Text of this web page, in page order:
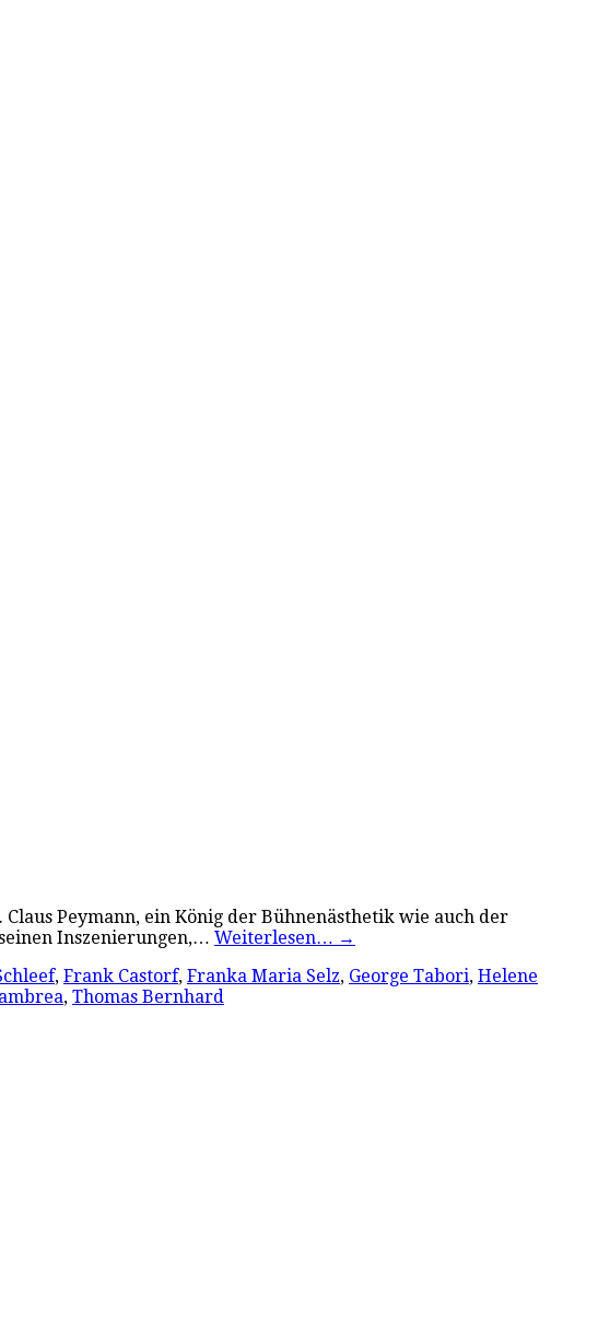
Peymann, ein König der Bühnenästhetik wie auch der
Inszenierungen,… Weiterlesen… →
, Frank Castorf, Franka Maria Selz, George Tabori, Helene
, Thomas Bernhard